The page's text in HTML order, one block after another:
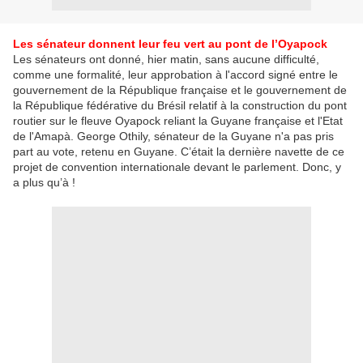
Les sénateur donnent leur feu vert au pont de l’Oyapock
Les sénateurs ont donné, hier matin, sans aucune difficulté,
comme une formalité, leur approbation à l'accord signé entre le
gouvernement de la République française et le gouvernement de
la République fédérative du Brésil relatif à la construction du pont
routier sur le fleuve Oyapock reliant la Guyane française et l'Etat
de l'Amapà. George Othily, sénateur de la Guyane n'a pas pris
part au vote, retenu en Guyane. C’était la dernière navette de ce
projet de convention internationale devant le parlement. Donc, y
a plus qu’à !